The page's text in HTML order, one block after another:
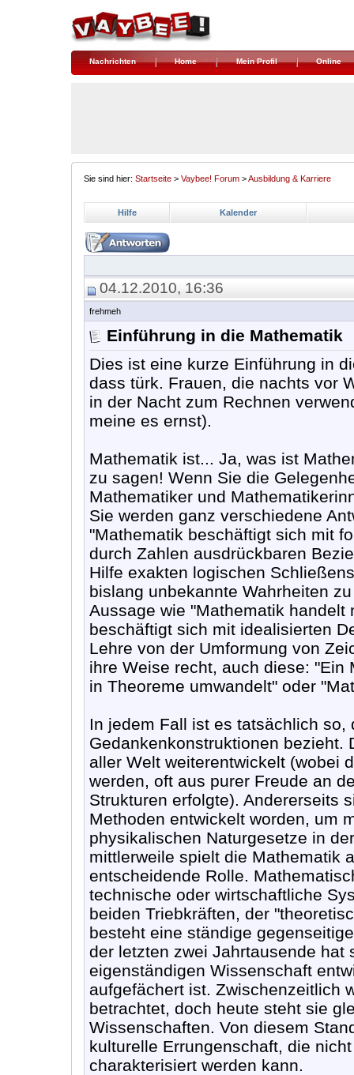
Nachrichten Home Mein Profil Online
Sie sind hier: Startseite > Vaybee! Forum >Ausbildung & Karriere
Hilfe Kalender
04.12.2010, 16:36
frehmeh
Einführung in die Mathematik
Dies ist eine kurze Einführung in
dass türk. Frauen, die nachts vor
in der Nacht zum Rechnen
meine es ernst).
Mathematik ist... Ja, was ist
zu sagen! Wenn Sie die
Mathematiker und
Sie werden ganz verschiedene
"Mathematik beschäftigt sich mit
durch Zahlen ausdrückbaren
Hilfe exakten logischen
bislang unbekannte Wahrheiten
Aussage wie "Mathematik
beschäftigt sich mit idealisierten
Lehre von der Umformung von
ihre Weise recht, auch diese:
in Theoreme umwandelt" oder
In jedem Fall ist es tatsächlich
Gedankenkonstruktionen bezieht.
aller Welt weiterentwickelt (wobei
werden, oft aus purer Freude an
Strukturen erfolgte). Andererseits
Methoden entwickelt worden, um
physikalischen Naturgesetze in
mittlerweile spielt die Mathematik
entscheidende Rolle.
technische oder wirtschaftliche
beiden Triebkräften, der
besteht eine ständige
der letzten zwei Jahrtausende hat
eigenständigen Wissenschaft
aufgefächert ist. Zwischenzeitlich
betrachtet, doch heute steht sie
Wissenschaften. Von diesem
kulturelle Errungenschaft, die
charakterisiert werden kann.